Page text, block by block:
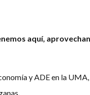
aquí,
y ADE en la